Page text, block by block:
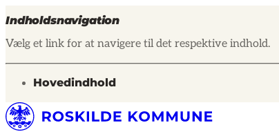
Indholdsnavigation
Vælg et link for at navigere til det respektive indhold.
gå til
Hovedindhold